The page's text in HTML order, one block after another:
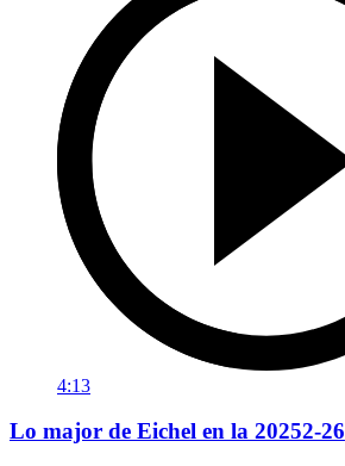
4:13
Lo major de Eichel en la 20252-26